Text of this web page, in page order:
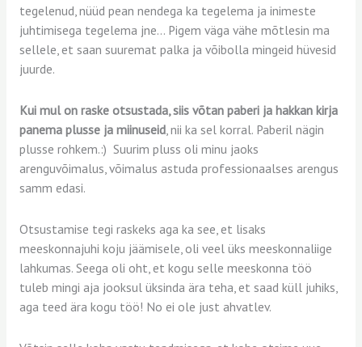
tegelenud, nüüd pean nendega ka tegelema ja inimeste
juhtimisega tegelema jne… Pigem väga vähe mõtlesin ma
sellele, et saan suuremat palka ja võibolla mingeid hüvesid
juurde.
Kui mul on raske otsustada, siis võtan paberi ja hakkan kirja
panema plusse ja miinuseid, nii ka sel korral. Paberil nägin
plusse rohkem.:) Suurim pluss oli minu jaoks
arenguvõimalus, võimalus astuda professionaalses arengus
samm edasi.
Otsustamise tegi raskeks aga ka see, et lisaks
meeskonnajuhi koju jäämisele, oli veel üks meeskonnaliige
lahkumas. Seega oli oht, et kogu selle meeskonna töö
tuleb mingi aja jooksul üksinda ära teha, et saad küll juhiks,
aga teed ära kogu töö! No ei ole just ahvatlev.